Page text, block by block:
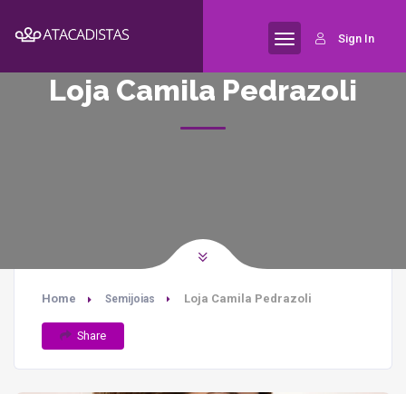
Sign In
Loja Camila Pedrazoli
Home Semijoias Loja Camila Pedrazoli
Share